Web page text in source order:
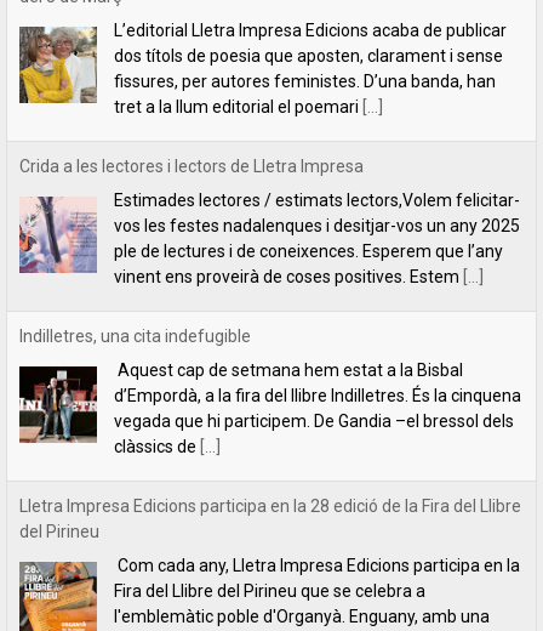
Estimades lectores / estimats lectors,Volem felicitar-
vos les festes nadalenques i desitjar-vos un any 2025
ple de lectures i de coneixences. Esperem que l’any
vinent ens proveirà de coses positives. Estem [...]
Indilletres, una cita indefugible
Aquest cap de setmana hem estat a la Bisbal
d’Empordà, a la fira del llibre Indilletres. És la cinquena
vegada que hi participem. De Gandia –el bressol dels
clàssics de[...]
Lletra Impresa Edicions participa en la 28 edició de la Fira del Llibre
del Pirineu
Com cada any, Lletra Impresa Edicions participa en la
Fira del Llibre del Pirineu que se celebra a
l'emblemàtic poble d'Organyà. Enguany, amb una
sèrie de novetats bibliogràfiques que paguen molt la
Un llibre per aprendre a pensar (o a desaprendre-hi)
Un llibre per aprendre a pensar (o a desaprendre-
hi)L’editorial Lletra Impresa acaba de publicar un llibre
que fa que pensar: Per què pensem el que pensem,